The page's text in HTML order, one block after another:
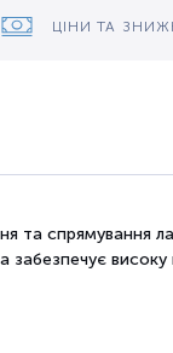
ЦІНИ ТА
та спрямування
високу